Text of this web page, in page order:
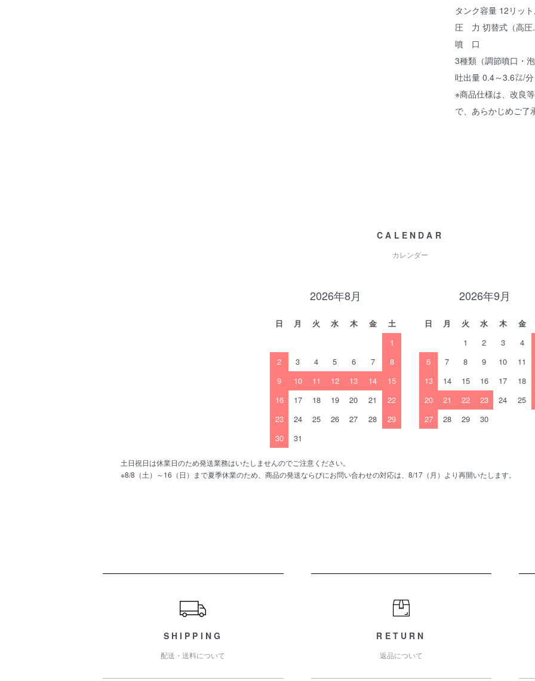
タンク容量 12リッ
圧 力 切替式（高圧
噴 口
3種類（調節噴口・
吐出量 0.4～3.6㍑/分
※商品仕様は、改良
で、あらかじめご了
CALENDAR
カレンダー
2026年8月
日 月 火 水 木 金
土
1
2
3 4 5 6 7
8
9
10 11 12 13 14
15
16
17 18 19 20 21
22
23
24 25 26 27 28
29
30
31
2026年9月
日 月 火 水 木 金
1
2 3 4
6
7 8 9 10 11
13
14 15 16 17 18
20
21 22 23 24 25
27
28 29 30
土日祝日は休業日のため発送業務はいたしませんのでご注意ください。
※8/8（土）～16（日）まで夏季休業のため、商品の発送ならびにお問い合わせの対応は、8/17（月）より再開いたします。
SHIPPING
配送・送料について
RETURN
返品について